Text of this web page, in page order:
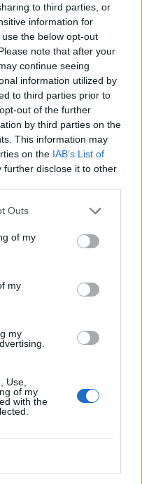
to third parties, or
information for
the below opt-out
note that after your
continue seeing
information utilized by
to third parties prior to
out of the further
by third parties on the
This information may
on the IAB’s List of
further disclose it to other
Outs
of my
my
my
Use,
of my
with the
pravidla soutěže.
body i za předcházení
na filmovou legendu
Příbramsku nabízí výborné